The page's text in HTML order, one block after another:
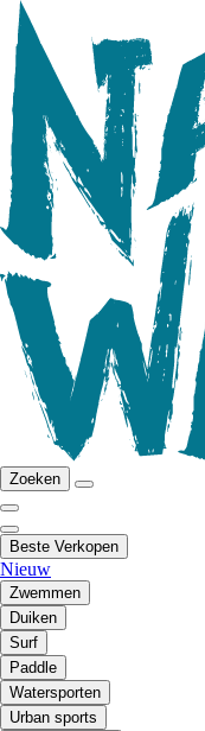
Zoeken
Beste Verkopen
Nieuw
Zwemmen
Duiken
Surf
Paddle
Watersporten
Urban sports